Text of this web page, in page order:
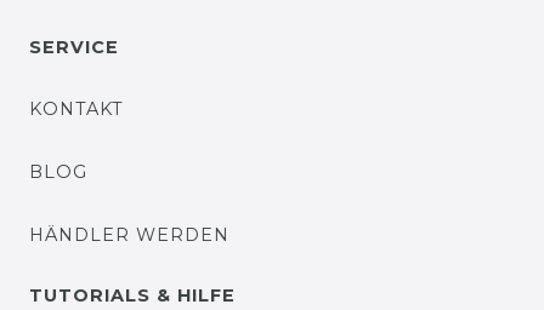
SERVICE
KONTAKT
BLOG
HÄNDLER WERDEN
TUTORIALS & HILFE